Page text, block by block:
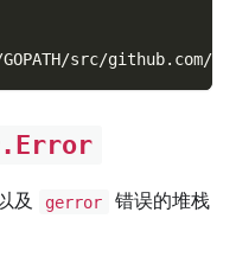
src/github.com/
及 gerror
错误的堆栈